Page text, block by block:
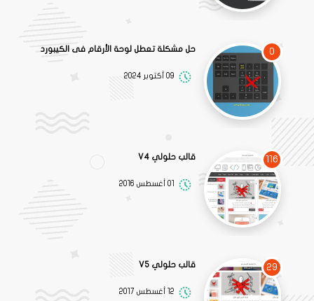
0 حل مشكلة تعطل لوحة الأرقام فى الكيبورد
09 أكتوبر 2024
116 قالب حلولي V4
01 أغسطس 2016
29 قالب حلولي V5
12 أغسطس 2017